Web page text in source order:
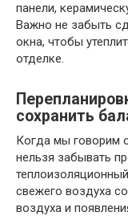
панели,
Важно не забыть
окна, чтобы
отделке.
сохранить
Когда мы говорим
нельзя забывать
свежего воздуха
воздуха и